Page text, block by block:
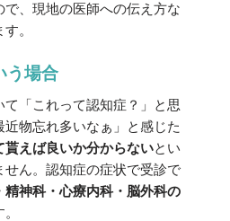
で、現地の医師への伝え方な
。
う場合
て「これって認知症？」と思
近物忘れ多いなぁ」と感じた
貰えば良いか分からないとい
せん。認知症の症状で受診で
精神科・心療内科・脳外科の